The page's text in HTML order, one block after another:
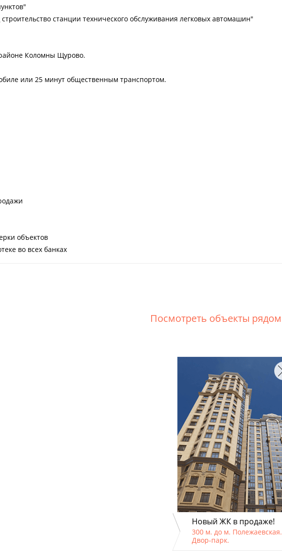
станции технического обслуживания легковых автомашин"
Коломны Щурово.
или 25 минут общественным транспортом.
объектов
во всех банках
Посмотреть объекты рядом
Новый ЖК в продаже!
300 м. до м. Полежаевская.
Двор-парк.